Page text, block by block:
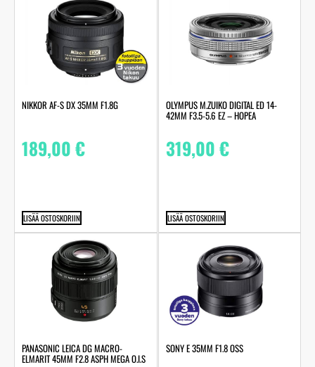
NIKKOR AF-S DX 35MM F1.8G
189,00€
LISÄÄ OSTOSKORIIN
OLYMPUS M.ZUIKO DIGITAL ED 14-
42MM F3.5-5.6 EZ – HOPEA
319,00€
LISÄÄ OSTOSKORIIN
PANASONIC LEICA DG MACRO-
ELMARIT 45MM F2.8 ASPH MEGA O.I.S
SONY E 35MM F1.8 OSS